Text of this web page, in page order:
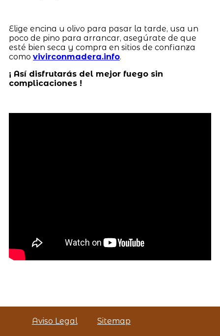
Elige encina u olivo para pasar la tarde, usa un
poco de pino para arrancar, asegúrate de que
esté bien seca y compra en sitios de confianza
como vivirconmadera.info.
¡ Así disfrutarás del mejor fuego sin
complicaciones !
Aviso Legal Sitemap